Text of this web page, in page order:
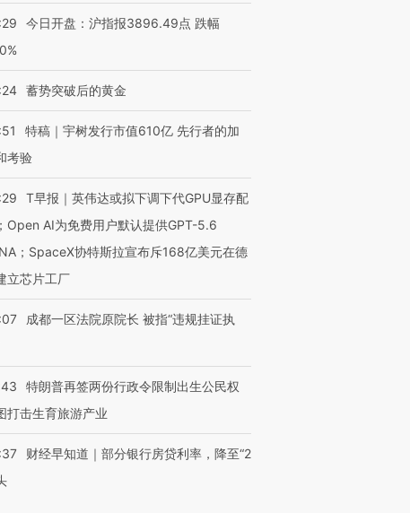
今日开盘：沪指报3896.49点 跌幅
蓄势突破后的黄金
特稿｜宇树发行市值610亿 先行者的加
考验
T早报｜英伟达或拟下调下代GPU显存配
Open AI为免费用户默认提供GPT-5.6
；SpaceX协特斯拉宣布斥168亿美元在德
立芯片工厂
成都一区法院原院长 被指“违规挂证执
特朗普再签两份行政令限制出生公民权
打击生育旅游产业
财经早知道｜部分银行房贷利率，降至“2